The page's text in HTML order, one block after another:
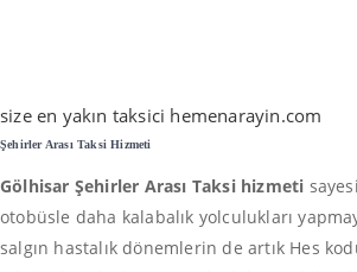
size en yakın taksici hemenarayin.com
Şehirler Arası Taksi Hizmeti
Gölhisar Şehirler Arası Taksi hizmeti
otobüsle daha kalabalık yolculukları
salgın hastalık dönemlerin de artık Hes